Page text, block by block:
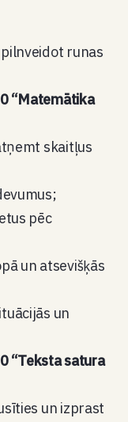
runas
“Matemātika
skaitļus
pēc
un atsevišķās
un
“Teksta satura
un izprast